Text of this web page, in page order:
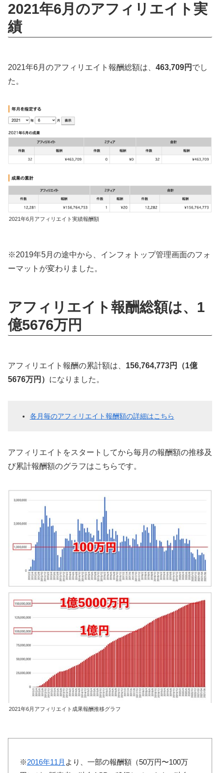
2021年6月のアフィリエイト実
績
2021年6月のアフィリエイト報酬総額は、 463,709円 でし
た。
2021年6月アフィリエイト実績報酬額
※2019年5月の途中から、インフォトップ管理画面のフォ
ーマットが変わりました。
アフィリエイト報酬総額は、1
億5676万円
アフィリエイト報酬の累計額は、 156,764,773円（1億
5676万円） になりました。
各月毎のアフィリエイト報酬額の詳細はこちら
アフィリエイトをスタートしてから毎月の報酬額の推移及
び累計報酬額のグラフはこちらです。
2021年6月アフィリエイト成果報酬推移グラフ
※2016年11月 より、一部の報酬額（50万円〜100万